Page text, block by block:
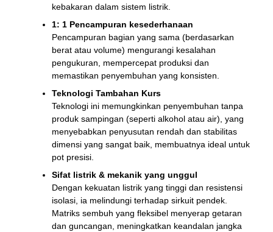
kebakaran dalam sistem listrik.
1: 1 Pencampuran kesederhanaan
Pencampuran bagian yang sama (berdasarkan
berat atau volume) mengurangi kesalahan
pengukuran, mempercepat produksi dan
memastikan penyembuhan yang konsisten.
Teknologi Tambahan Kurs
Teknologi ini memungkinkan penyembuhan tanpa
produk sampingan (seperti alkohol atau air), yang
menyebabkan penyusutan rendah dan stabilitas
dimensi yang sangat baik, membuatnya ideal untuk
pot presisi.
Sifat listrik & mekanik yang unggul
Dengan kekuatan listrik yang tinggi dan resistensi
isolasi, ia melindungi terhadap sirkuit pendek.
Matriks sembuh yang fleksibel menyerap getaran
dan guncangan, meningkatkan keandalan jangka